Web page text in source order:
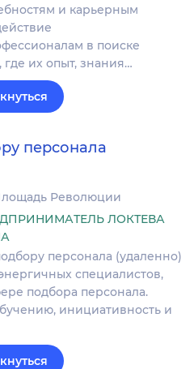
и карьерным
в поиске
их опыт, знания…
персонала
Революции
ЛОКТЕВА
персонала (удаленно)
специалистов,
подбора персонала.
инициативность и